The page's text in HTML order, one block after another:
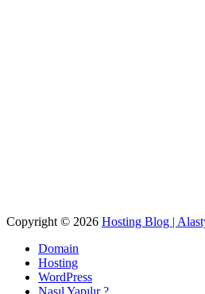
Copyright © 2026 Hosting Blog |
Domain
Hosting
WordPress
Nasıl Yapılır ?